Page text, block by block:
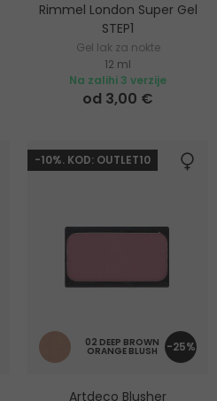
Rimmel London Super Gel
STEP1
Gel lak za nokte
12 ml
Na zalihi 3 verzije
od 3,00 €
-10%. KOD: OUTLET10
-25%
02 DEEP BROWN
ORANGE BLUSH
Artdeco Blusher